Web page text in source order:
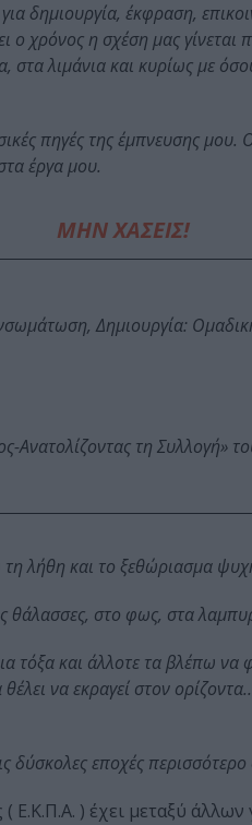
δημιουργία, έκφραση,
χρόνος η σχέση μας
λιμάνια και κυρίως με
πηγές της έμπνευσης
έργα μου.
ΜΗΝ ΧΑΣΕΙΣ!
Δημιουργία:
Ανατολίζοντας τη Συλλογή»
λήθη και το ξεθώριασμα
στο φως, στα
και άλλοτε τα βλέπω να
να εκραγεί στον
εποχές
Ε.Κ.Π.Α. ) έχει μεταξύ άλλων